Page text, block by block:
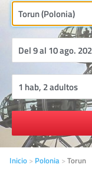
Inicio Polonia Torun